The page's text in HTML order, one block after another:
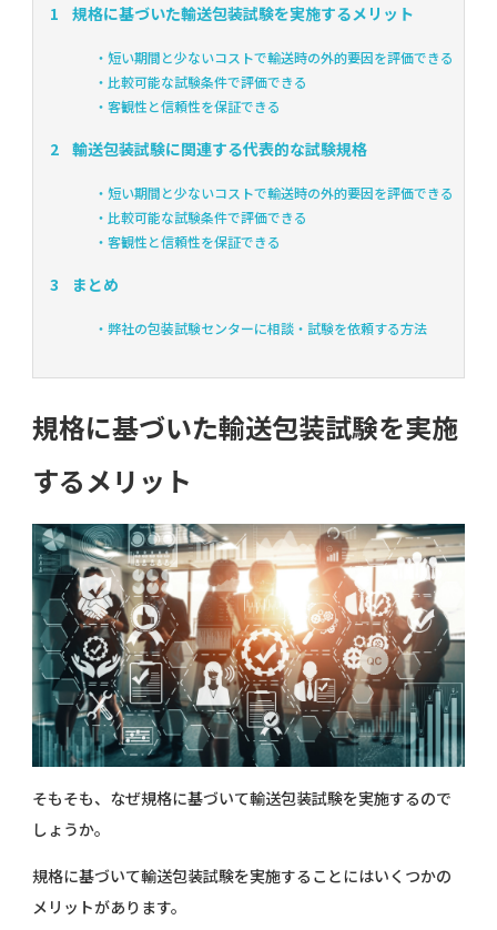
1 規格に基づいた輸送包装試験を実施するメリット
・短い期間と少ないコストで輸送時の外的要因を評価できる
・比較可能な試験条件で評価できる
・客観性と信頼性を保証できる
2 輸送包装試験に関連する代表的な試験規格
・短い期間と少ないコストで輸送時の外的要因を評価できる
・比較可能な試験条件で評価できる
・客観性と信頼性を保証できる
3 まとめ
・弊社の包装試験センターに相談・試験を依頼する方法
規格に基づいた輸送包装試験を実施
するメリット
そもそも、なぜ規格に基づいて輸送包装試験を実施するので
しょうか。
規格に基づいて輸送包装試験を実施することにはいくつかの
メリットがあります。